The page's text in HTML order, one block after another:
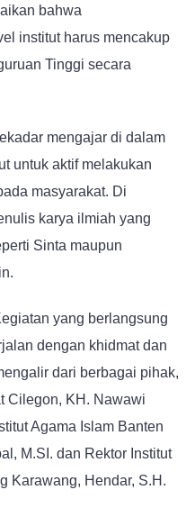
bahwa
institut harus mencakup
Tinggi secara
mengajar di dalam
untuk aktif melakukan
masyarakat. Di
karya ilmiah yang
Sinta maupun
yang berlangsung
dengan khidmat dan
dari berbagai pihak,
Cilegon, KH. Nawawi
Agama Islam Banten
M.SI. dan Rektor Institut
Karawang, Hendar, S.H.